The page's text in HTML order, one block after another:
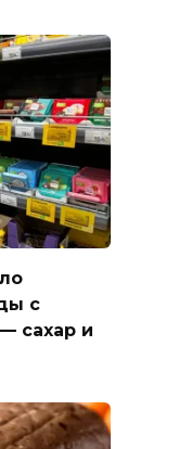
с
сахар и